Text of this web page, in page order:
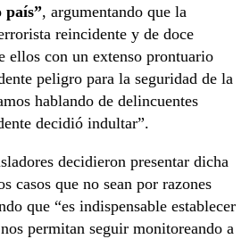
país”, argumentando que la
reincidente y de doce
ellos con un extenso prontuario
peligro para la seguridad de la
hablando de delincuentes
decidió indultar”.
decidieron presentar dicha
casos que no sean por razones
que “es indispensable establecer
permitan seguir monitoreando a